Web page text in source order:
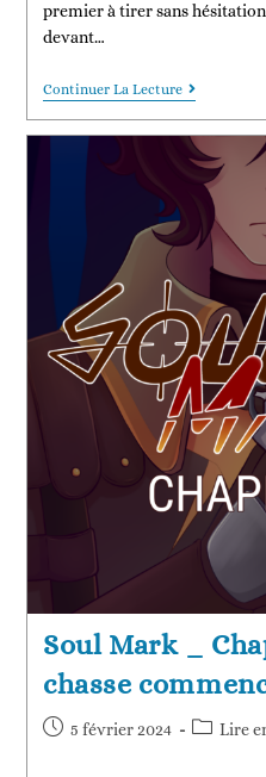
premier à tirer sans
devant…
Continuer La Lecture
Soul Mark _
chasse
5 février 2024 Lire